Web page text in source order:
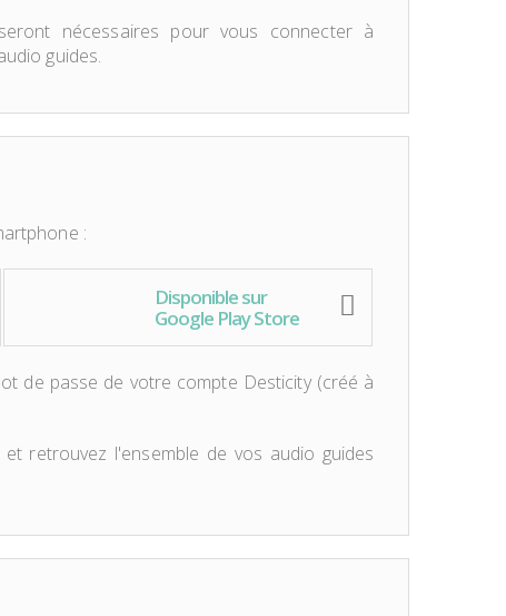
nécessaires pour vous connecter à
guides.
:
Disponible sur
Google Play Store
de passe de votre compte Desticity (créé à
retrouvez l'ensemble de vos audio guides